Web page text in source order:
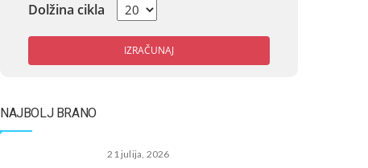
Dolžina cikla
IZRAČUNAJ
NAJBOLJ BRANO
21 julija, 2026